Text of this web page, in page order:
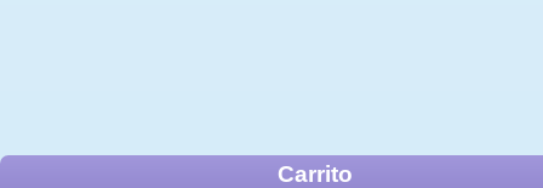
Carrito